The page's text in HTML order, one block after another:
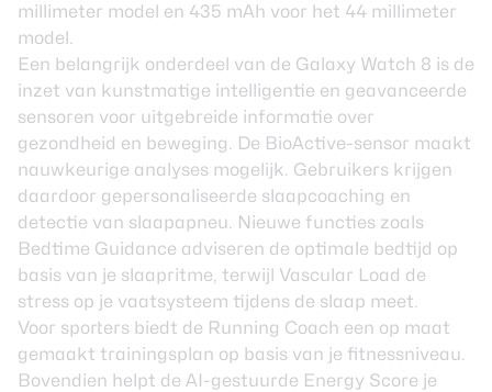
millimeter model en 435 mAh voor het 44 millimeter
model.
Een belangrijk onderdeel van de Galaxy Watch 8 is de
inzet van kunstmatige intelligentie en geavanceerde
sensoren voor uitgebreide informatie over
gezondheid en beweging. De BioActive-sensor maakt
nauwkeurige analyses mogelijk. Gebruikers krijgen
daardoor gepersonaliseerde slaapcoaching en
detectie van slaapapneu. Nieuwe functies zoals
Bedtime Guidance adviseren de optimale bedtijd op
basis van je slaapritme, terwijl Vascular Load de
stress op je vaatsysteem tijdens de slaap meet.
Voor sporters biedt de Running Coach een op maat
gemaakt trainingsplan op basis van je fitnessniveau.
Bovendien helpt de AI-gestuurde Energy Score je